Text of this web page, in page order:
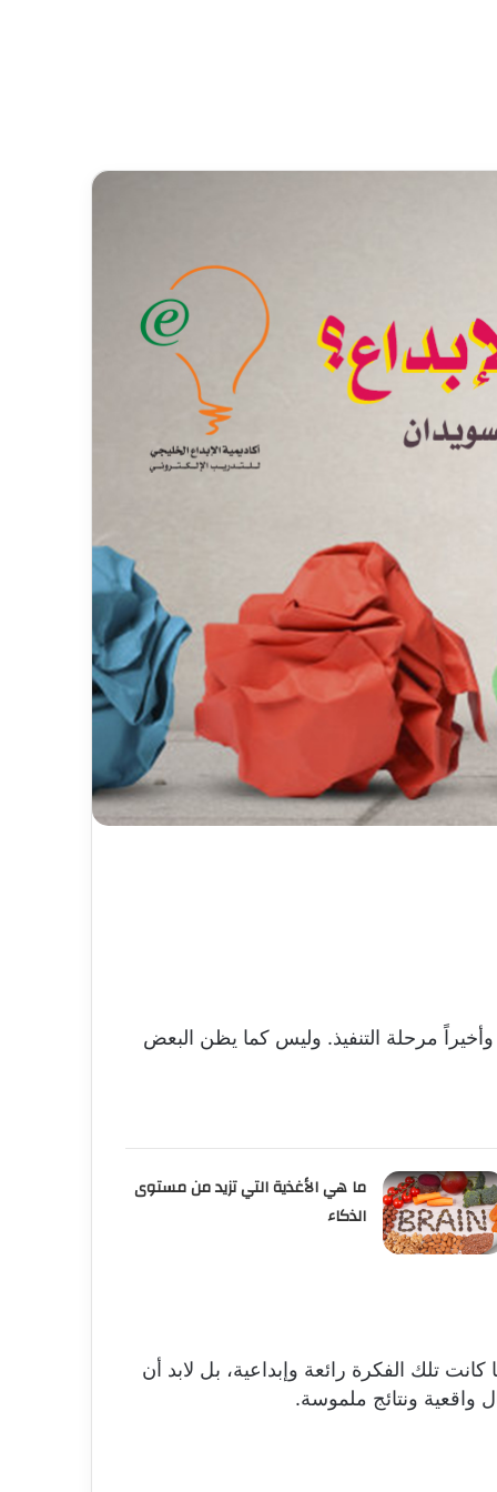
مرحلة التنفيذ. وليس كما يظن البعض
ما هي الأغذية التي تزيد من مستوى
الذكاء
تلك الفكرة رائعة وإبداعية، بل لابد أن
واقعية ونتائج ملموسة.